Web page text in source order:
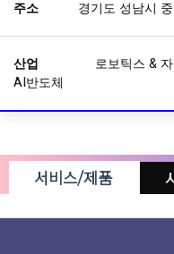
주소 경기도 성남시
산업
로보틱스 &
AI반도체
서비스/제품